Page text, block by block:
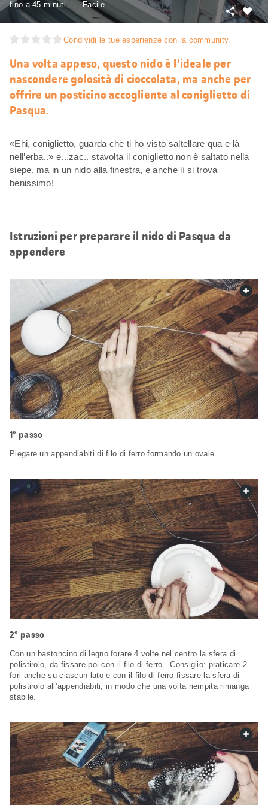
Condividi le tue esperienze con la community.
fino a 45 minuti
Facile
Mi
Condividi
Una volta appeso, questo nido è l’ideale per
nascondere golosità di cioccolata, ma anche per
offrire un posticino accogliente al coniglietto di
Pasqua.
«Ehi, coniglietto, guarda che ti ho visto saltellare qua e là
nell’erba..» e...zac.. stavolta il coniglietto non è saltato nella
siepe, ma in un nido alla finestra, e anche lì si trova
benissimo!
Istruzioni per preparare il nido di Pasqua da
appendere
1° passo
Piegare un appendiabiti di filo di ferro formando un ovale.
2° passo
Con un bastoncino di legno forare 4 volte nel centro la sfera di
polistirolo, da fissare poi con il filo di ferro. Consiglio: praticare 2
fori anche su ciascun lato e con il filo di ferro fissare la sfera di
polistirolo all’appendiabiti, in modo che una volta riempita rimanga
stabile.